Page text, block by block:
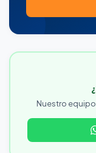
Nuestro